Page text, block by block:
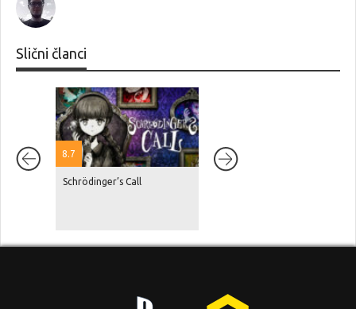
Slični članci
8.7
Schrödinger’s Call